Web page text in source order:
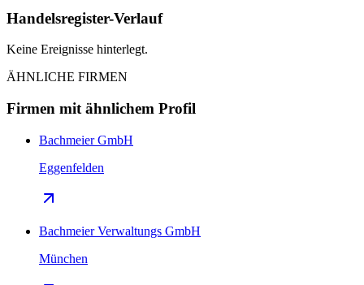
Handelsregister-Verlauf
Keine Ereignisse hinterlegt.
ÄHNLICHE FIRMEN
Firmen mit ähnlichem Profil
Bachmeier GmbH
Eggenfelden
Bachmeier Verwaltungs GmbH
München